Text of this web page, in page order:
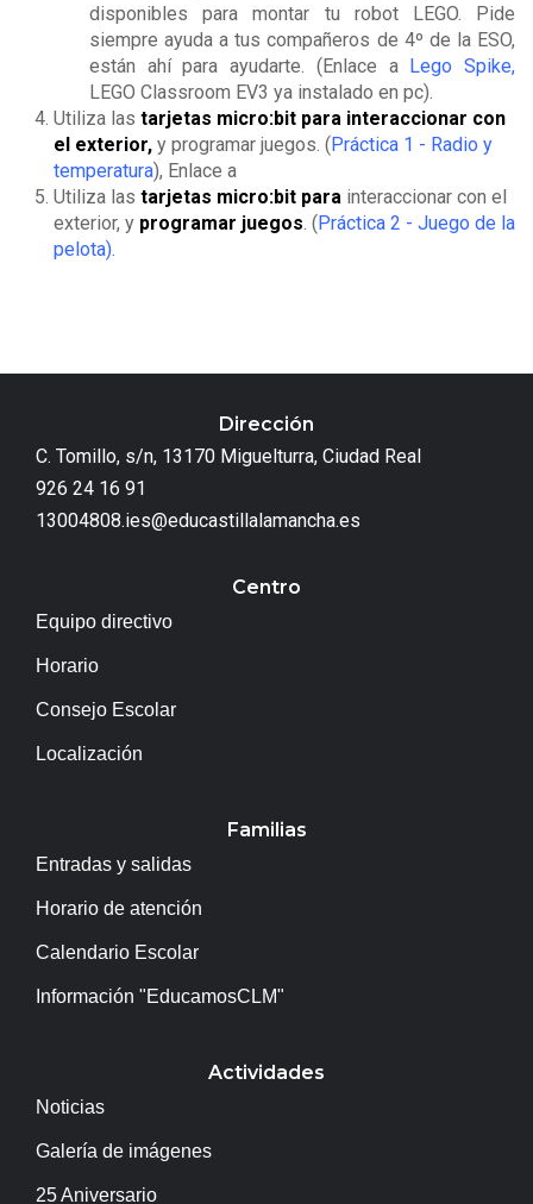
disponibles para montar tu robot LEGO. Pide
siempre ayuda a tus compañeros de 4º de la ESO,
están ahí para ayudarte. (Enlace a Lego Spike,
LEGO Classroom EV3 ya instalado en pc).
Utiliza las tarjetas micro:bit para interaccionar con
el exterior, y programar juegos. (Práctica 1 - Radio y
temperatura), Enlace a
Utiliza las tarjetas micro:bit para interaccionar con el
exterior, y programar juegos. (Práctica 2 - Juego de la
pelota).
Dirección
C. Tomillo, s/n, 13170 Miguelturra, Ciudad Real
926 24 16 91
13004808.ies@educastillalamancha.es
Centro
Equipo directivo
Horario
Consejo Escolar
Localización
Familias
Entradas y salidas
Horario de atención
Calendario Escolar
Información "EducamosCLM"
Actividades
Noticias
Galería de imágenes
25 Aniversario